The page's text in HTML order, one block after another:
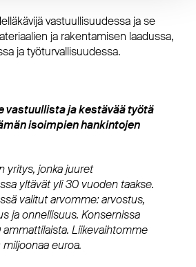
vastuullisuudessa ja se
ja rakentamisen laadussa,
ja työturvallisuudessa.
vastuullista ja kestävää työtä
isoimpien hankintojen
yritys, jonka juuret
yltävät yli 30 vuoden taakse.
valitut arvomme: arvostus,
ja onnellisuus. Konsernissa
Liikevaihtomme
euroa.